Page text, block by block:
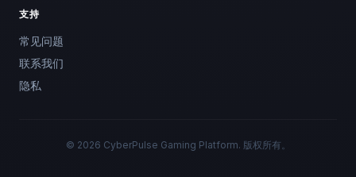
支持
常见问题
联系我们
隐私
© 2026 CyberPulse Gaming Platform. 版权所有。